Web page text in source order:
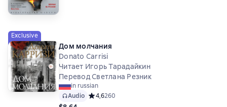
Exclusive
Дом молчания
Donato Carrisi
Читает Игорь Тарадайкин
Перевод Светлана Резник
in russian
Audio Средний рейтинг 4,6 на основе 260 оценок
4,6260